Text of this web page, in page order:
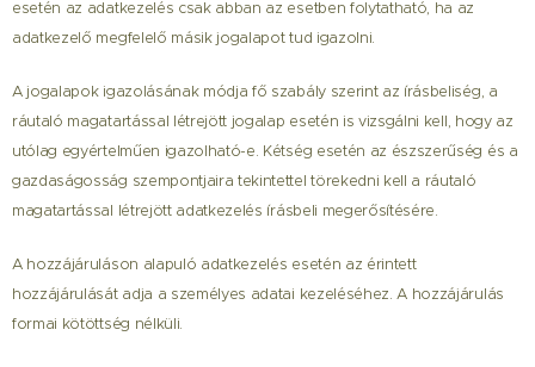
esetén az adatkezelés csak abban az esetben folytatható, ha az
adatkezelő megfelelő másik jogalapot tud igazolni.
A jogalapok igazolásának módja fő szabály szerint az írásbeliség, a
ráutaló magatartással létrejött jogalap esetén is vizsgálni kell, hogy az
utólag egyértelműen igazolható-e. Kétség esetén az észszerűség és a
gazdaságosság szempontjaira tekintettel törekedni kell a ráutaló
magatartással létrejött adatkezelés írásbeli megerősítésére.
A hozzájáruláson alapuló adatkezelés esetén az érintett
hozzájárulását adja a személyes adatai kezeléséhez. A hozzájárulás
formai kötöttség nélküli.